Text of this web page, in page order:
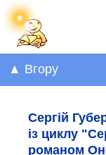
▲ Вгору
Сергій
із циклу
романом